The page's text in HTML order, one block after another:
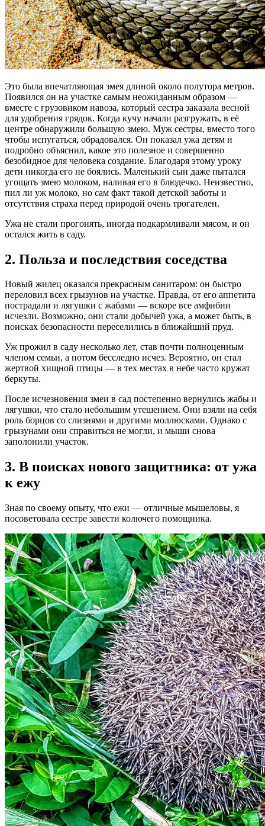
Это была впечатляющая змея длиной около полутора метров.
Появился он на участке самым неожиданным образом —
вместе с грузовиком навоза, который сестра заказала весной
для удобрения грядок. Когда кучу начали разгружать, в её
центре обнаружили большую змею. Муж сестры, вместо того
чтобы испугаться, обрадовался. Он показал ужа детям и
подробно объяснил, какое это полезное и совершенно
безобидное для человека создание. Благодаря этому уроку
дети никогда его не боялись. Маленький сын даже пытался
угощать змею молоком, наливая его в блюдечко. Неизвестно,
пил ли уж молоко, но сам факт такой детской заботы и
отсутствия страха перед природой очень трогателен.
Ужа не стали прогонять, иногда подкармливали мясом, и он
остался жить в саду.
2. Польза и последствия соседства
Новый жилец оказался прекрасным санитаром: он быстро
переловил всех грызунов на участке. Правда, от его аппетита
пострадали и лягушки с жабами — вскоре все амфибии
исчезли. Возможно, они стали добычей ужа, а может быть, в
поисках безопасности переселились в ближайший пруд.
Уж прожил в саду несколько лет, став почти полноценным
членом семьи, а потом бесследно исчез. Вероятно, он стал
жертвой хищной птицы — в тех местах в небе часто кружат
беркуты.
После исчезновения змеи в сад постепенно вернулись жабы и
лягушки, что стало небольшим утешением. Они взяли на себя
роль борцов со слизнями и другими моллюсками. Однако с
грызунами они справиться не могли, и мыши снова
заполонили участок.
3. В поисках нового защитника: от ужа
к ежу
Зная по своему опыту, что ежи — отличные мышеловы, я
посоветовала сестре завести колючего помощника.